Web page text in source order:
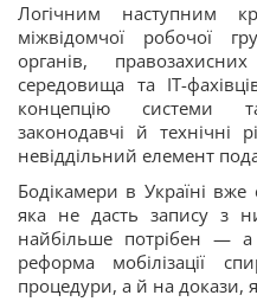
Логічним наступним
міжвідомчої робочої
органів,
середовища та ІТ-
концепцію системи
законодавчі й
невіддільний елемент
Бодікамери в Україні
яка не дасть запису з
найбільше потрібен —
реформа мобілізації
процедури, а й на докази,